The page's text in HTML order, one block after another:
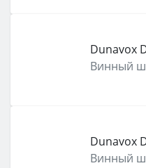
Dunavox
Винный
Dunavox
Винный